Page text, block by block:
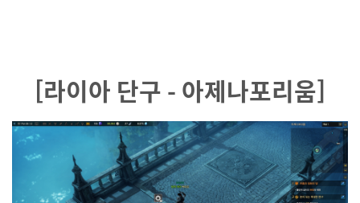
[라이아 단구 - 아제나포리움]